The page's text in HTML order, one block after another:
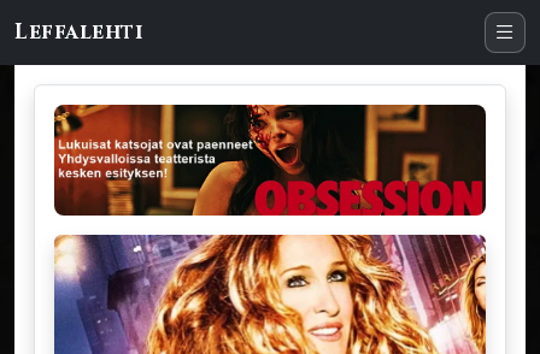
Leffalehti